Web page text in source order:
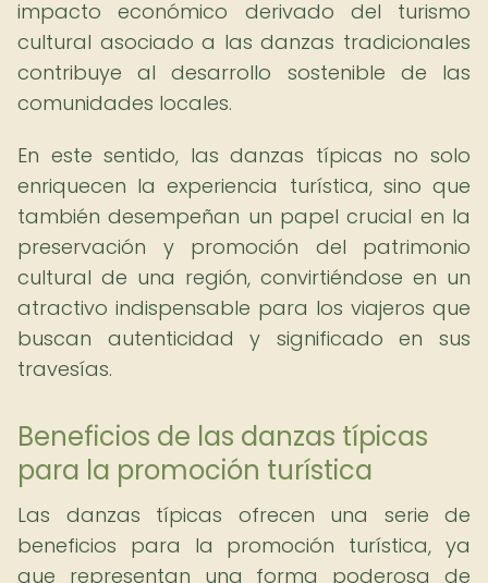
impacto económico derivado del turismo
cultural asociado a las danzas tradicionales
contribuye al desarrollo sostenible de las
comunidades locales.
En este sentido, las danzas típicas no solo
enriquecen la experiencia turística, sino que
también desempeñan un papel crucial en la
preservación y promoción del patrimonio
cultural de una región, convirtiéndose en un
atractivo indispensable para los viajeros que
buscan autenticidad y significado en sus
travesías.
Beneficios de las danzas típicas
para la promoción turística
Las danzas típicas ofrecen una serie de
beneficios para la promoción turística, ya
que representan una forma poderosa de